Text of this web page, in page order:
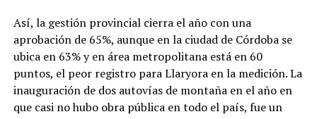
Así, la gestión provincial cierra el año con una
aprobación de 65%, aunque en la ciudad de Córdoba se
ubica en 63% y en área metropolitana está en 60
puntos, el peor registro para Llaryora en la medición. La
inauguración de dos autovías de montaña en el año en
que casi no hubo obra pública en todo el país, fue un